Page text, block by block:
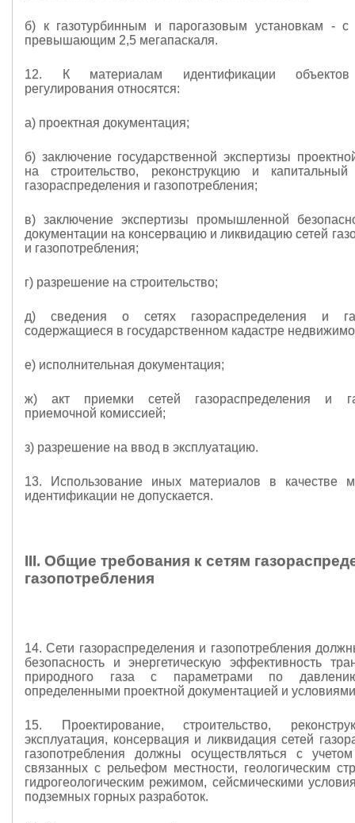
б) к газотурбинным и парогазовым установкам -
превышающим 2,5 мегапаскаля.
12. К материалам идентификации объектов
регулирования относятся:
а) проектная документация;
б) заключение государственной экспертизы
на строительство, реконструкцию и
газораспределения и газопотребления;
в) заключение экспертизы промышленной
документации на консервацию и ликвидацию сетей
и газопотребления;
г) разрешение на строительство;
д) сведения о сетях газораспределения и
содержащиеся в государственном кадастре
е) исполнительная документация;
ж) акт приемки сетей газораспределения и
приемочной комиссией;
з) разрешение на ввод в эксплуатацию.
13. Использование иных материалов в качестве
идентификации не допускается.
III. Общие требования к сетям
газопотребления
14. Сети газораспределения и газопотребления
безопасность и энергетическую эффективность
природного газа с параметрами по
определенными проектной документацией и
15. Проектирование, строительство,
эксплуатация, консервация и ликвидация сетей
газопотребления должны осуществляться с
связанных с рельефом местности, геологическим
гидрогеологическим режимом, сейсмическими
подземных горных разработок.